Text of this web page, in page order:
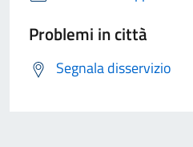
Problemi in città
Segnala disservizio